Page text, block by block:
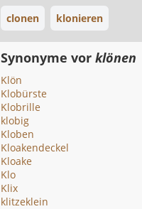
clonen klonieren
Synonyme vor klönen
Klön
Klobürste
Klobrille
klobig
Kloben
Kloakendeckel
Kloake
Klo
Klix
klitzeklein